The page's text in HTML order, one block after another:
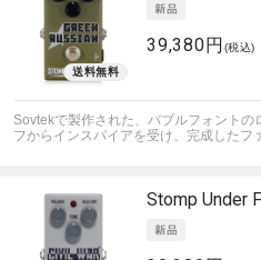
39,380円 (税込)
Sovtekで製作された、バブルフォント
フからインスパイアを受け、完成したフ
Stomp Under